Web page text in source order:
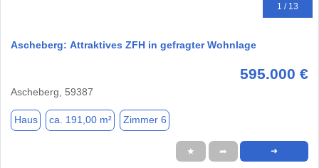
1 / 13
Ascheberg: Attraktives ZFH in gefragter Wohnlage
595.000 €
Ascheberg, 59387
Haus ca. 191,00 m² Zimmer 6
★ ➦ ➜